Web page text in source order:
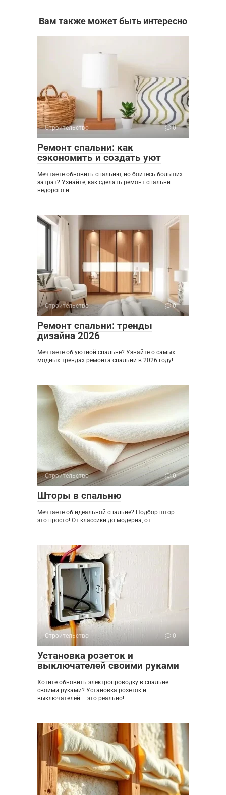
Вам также может быть интересно
Строительство 0
Ремонт спальни: как
сэкономить и создать уют
Мечтаете обновить спальню, но боитесь больших
затрат? Узнайте, как сделать ремонт спальни
недорого и
Строительство 0
Ремонт спальни: тренды
дизайна 2026
Мечтаете об уютной спальне? Узнайте о самых
модных трендах ремонта спальни в 2026 году!
Строительство 0
Шторы в спальню
Мечтаете об идеальной спальне? Подбор штор –
это просто! От классики до модерна, от
Строительство 0
Установка розеток и
выключателей своими руками
Хотите обновить электропроводку в спальне
своими руками? Установка розеток и
выключателей – это реально!